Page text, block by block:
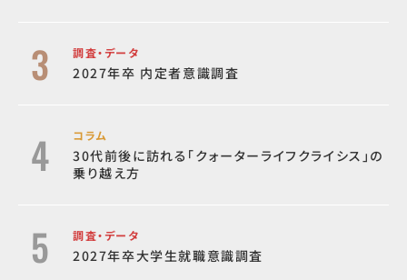
調査・データ
2027年卒 内定者意識調査
コラム
30代前後に訪れる「クォーターライフクライシス」の
乗り越え方
調査・データ
2027年卒大学生就職意識調査